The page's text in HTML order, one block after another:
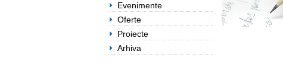
Evenimente
Oferte
Proiecte
Arhiva